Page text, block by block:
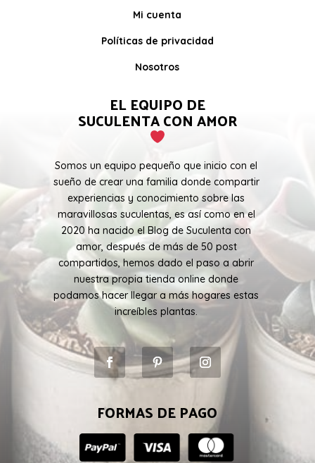
Mi cuenta
Políticas de privacidad
Nosotros
EL EQUIPO DE
SUCULENTA CON AMOR
Somos un equipo pequeño que inicio con el
sueño de crear una familia donde compartir
experiencias y conocimiento sobre las
maravillosas suculentas, es así como en el
2020 ha nacido el Blog de Suculenta con
amor, después de más de 50 post
compartidos, hemos dado el paso a abrir
nuestra propia tienda online donde
podamos hacer llegar a más hogares estas
increíbles plantas.
FORMAS DE PAGO